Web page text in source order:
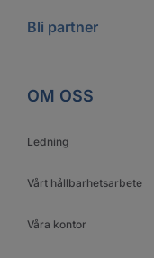
Bli partner
OM OSS
Ledning
Vårt hållbarhetsarbete
Våra kontor